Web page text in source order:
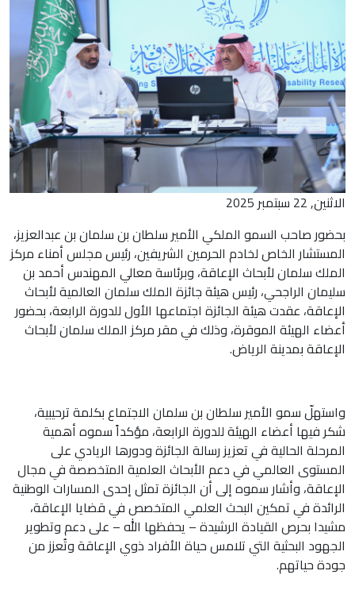
الاثنين, 22 سبتمبر 2025
بحضور صاحب السمو الملكي الأمير سلطان بن سلمان بن عبدالعزيز،
المستشار الخاص لخادم الحرمين الشريفين، رئيس مجلس أمناء مركز
الملك سلمان لأبحاث الإعاقة، وبرئاسة معالي المهندس أحمد بن
سليمان الراجحي، رئيس هيئة جائزة الملك سلمان العالمية لأبحاث
الإعاقة، عقدت هيئة الجائزة اجتماعها الأول للدورة الرابعة، بحضور
أعضاء الهيئة الموقرة، وذلك في مقر مركز الملك سلمان لأبحاث
الإعاقة بمدينة الرياض.
واستهلّ سمو الأمير سلطان بن سلمان الاجتماع بكلمة ترحيبية،
شكر فيها أعضاء الهيئة للدورة الرابعة، مؤكداً سموه أهمية
المرحلة الحالية في تعزيز رسالة الجائزة ودورها الريادي على
المستوى العالمي في دعم الأبحاث العلمية المتخصصة في مجال
الإعاقة، وأشار سموه إلى أن الجائزة تمثل إحدى المسارات الوطنية
الرائدة في تمكين البحث العلمي المتخصص في قضايا الإعاقة،
مشيدا بحرص القيادة الرشيدة – يحفظها الله – على دعم وتطوير
الجهود البحثية التي تلامس حياة الأفراد ذوي الإعاقة وتُعزز من
جودة حياتهم.